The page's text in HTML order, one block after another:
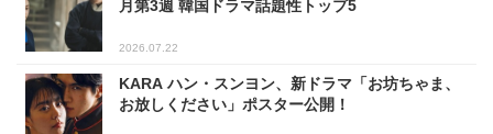
月第3週 韓国ドラマ話題性トップ5
2026.07.22
KARA ハン・スンヨン、新ドラマ「お坊ちゃま、
お放しください」ポスター公開！